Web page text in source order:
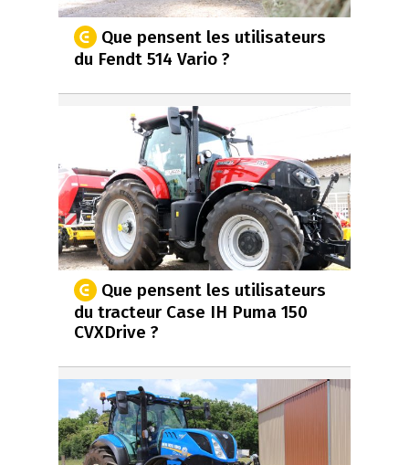
Que pensent les utilisateurs
du Fendt 514 Vario ?
Que pensent les utilisateurs
du tracteur Case IH Puma 150
CVXDrive ?